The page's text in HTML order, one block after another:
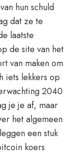
hun schuld
dat ze te
laatste
de site van het
van maken om
iets lekkers op
2040
je je af, maar
het algemeen
een stuk
koers